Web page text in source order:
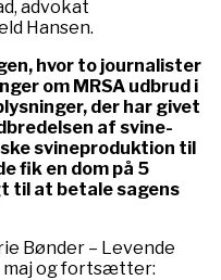
advokat
Hansen.
hvor to journalister
om MRSA udbrud i
der har givet
af svine-
svineproduktion til
fik en dom på 5
til at betale sagens
Bønder – Levende
maj og fortsætter: